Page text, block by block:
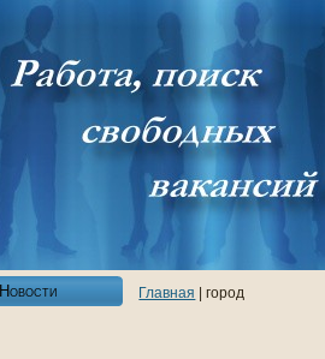
Новости Главнaя | город